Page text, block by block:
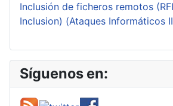
Inclusión de ficheros remotos
Inclusion) (Ataques Informáticos
Síguenos en: